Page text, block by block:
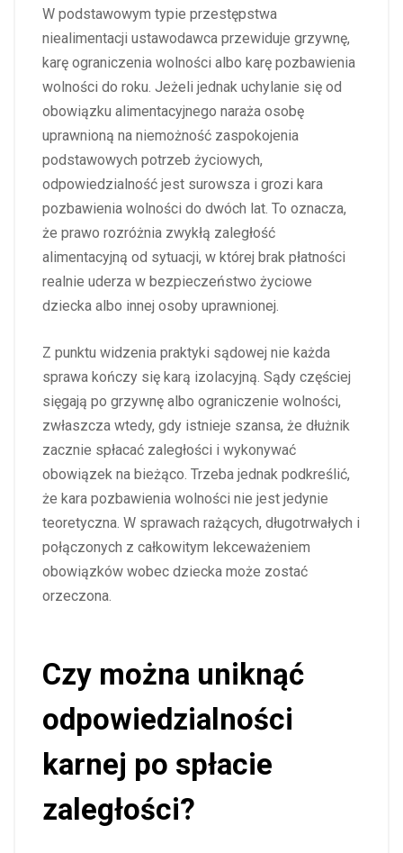
W podstawowym typie przestępstwa
niealimentacji ustawodawca przewiduje grzywnę,
karę ograniczenia wolności albo karę pozbawienia
wolności do roku. Jeżeli jednak uchylanie się od
obowiązku alimentacyjnego naraża osobę
uprawnioną na niemożność zaspokojenia
podstawowych potrzeb życiowych,
odpowiedzialność jest surowsza i grozi kara
pozbawienia wolności do dwóch lat. To oznacza,
że prawo rozróżnia zwykłą zaległość
alimentacyjną od sytuacji, w której brak płatności
realnie uderza w bezpieczeństwo życiowe
dziecka albo innej osoby uprawnionej.
Z punktu widzenia praktyki sądowej nie każda
sprawa kończy się karą izolacyjną. Sądy częściej
sięgają po grzywnę albo ograniczenie wolności,
zwłaszcza wtedy, gdy istnieje szansa, że dłużnik
zacznie spłacać zaległości i wykonywać
obowiązek na bieżąco. Trzeba jednak podkreślić,
że kara pozbawienia wolności nie jest jedynie
teoretyczna. W sprawach rażących, długotrwałych i
połączonych z całkowitym lekceważeniem
obowiązków wobec dziecka może zostać
orzeczona.
Czy można uniknąć
odpowiedzialności
karnej po spłacie
zaległości?